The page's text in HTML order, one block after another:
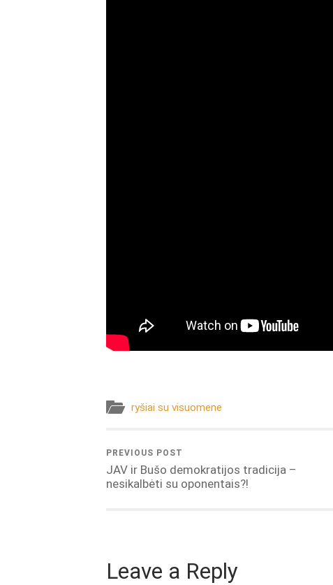
ryšiai su visuomene
PREVIOUS POST
JAV ir Bušo demokratijos tradicija –
nesikalbėti su oponentais?!
Leave a Reply